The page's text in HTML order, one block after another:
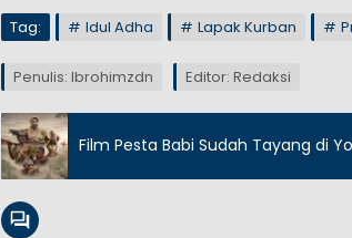
Tag: Idul Adha Lapak Kurban
Penulis: Ibrohimzdn Editor: Redaksi
Film Pesta Babi Sudah Tayang di